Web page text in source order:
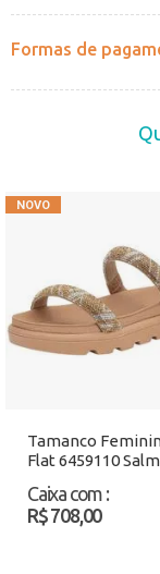
Formas de
Tamanco
Flat 6459110
Caixa com :
R$ 708,00